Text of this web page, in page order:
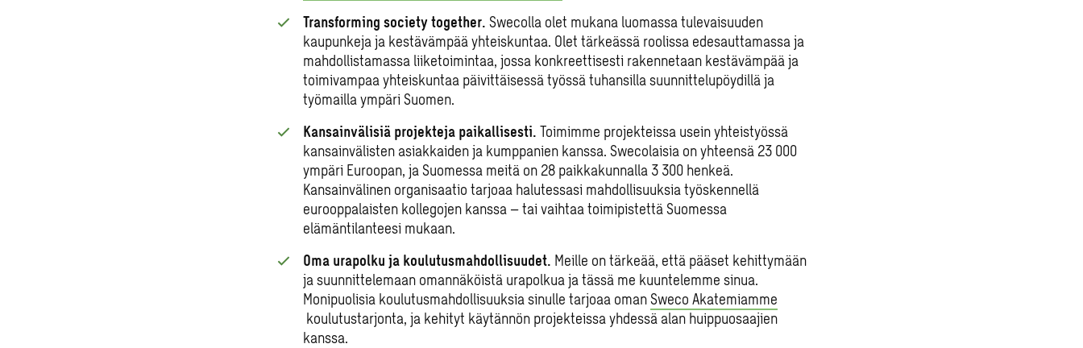
Transforming society together. Swecolla olet mukana luomassa tulevaisuuden
kaupunkeja ja kestävämpää yhteiskuntaa. Olet tärkeässä roolissa edesauttamassa ja
mahdollistamassa liiketoimintaa, jossa konkreettisesti rakennetaan kestävämpää ja
toimivampaa yhteiskuntaa päivittäisessä työssä tuhansilla suunnittelupöydillä ja
työmailla ympäri Suomen.
Kansainvälisiä projekteja paikallisesti. Toimimme projekteissa usein yhteistyössä
kansainvälisten asiakkaiden ja kumppanien kanssa. Swecolaisia on yhteensä 23 000
ympäri Euroopan, ja Suomessa meitä on 28 paikkakunnalla 3 300 henkeä.
Kansainvälinen organisaatio tarjoaa halutessasi mahdollisuuksia työskennellä
eurooppalaisten kollegojen kanssa – tai vaihtaa toimipistettä Suomessa
elämäntilanteesi mukaan.
Oma urapolku ja koulutusmahdollisuudet. Meille on tärkeää, että pääset kehittymään
ja suunnittelemaan omannäköistä urapolkua ja tässä me kuuntelemme sinua.
Monipuolisia koulutusmahdollisuuksia sinulle tarjoaa omanSweco Akatemiamme
koulutustarjonta, ja kehityt käytännön projekteissa yhdessä alan huippuosaajien
kanssa.